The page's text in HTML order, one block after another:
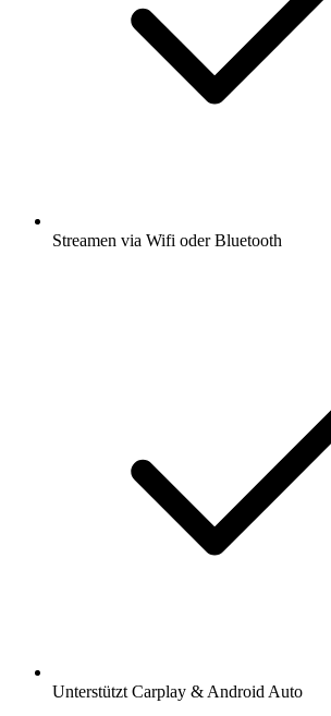
Streamen via Wifi oder Bluetooth
Unterstützt Carplay & Android Auto